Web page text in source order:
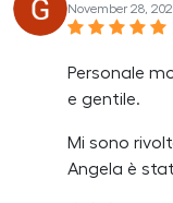
November 28,
Personale
e gentile.
Mi sono
Angela è